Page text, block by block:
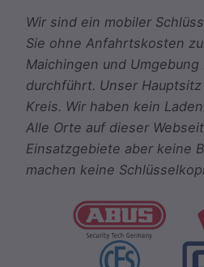
Wir sind ein mobiler
Sie ohne Anfahrtskosten
Maichingen und
durchführt. Unser
Kreis. Wir haben kein
Alle Orte auf dieser
Einsatzgebiete aber keine
machen keine